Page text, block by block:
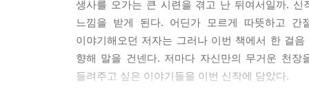
여러분의 고통에 관해 알고 있다고 말하고 싶지
수 없으며 천 명에게 천 가지의 천장과 바닥이 있기
그러나 살기로 결정하라고 말하고 싶다. 죽지 못
생사를 오가는 큰 시련을 겪고 난 뒤여서일까.
느낌을 받게 된다. 어딘가 모르게 따뜻하고
이야기해오던 저자는 그러나 이번 책에서 한 걸
향해 말을 건넨다. 저마다 자신만의 무거운 천
들려주고 싶은 이야기들을 이번 신작에 담았다.